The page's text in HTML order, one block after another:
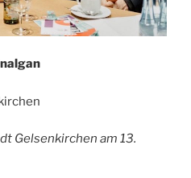
Gelsenkirchen am 13.